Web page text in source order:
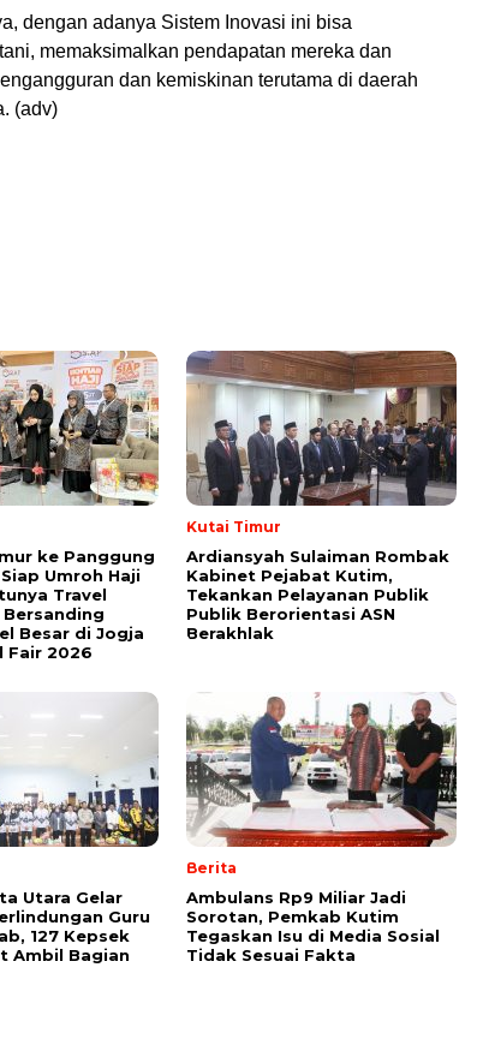
dengan adanya Sistem Inovasi ini bisa
memaksimalkan pendapatan mereka dan
dan kemiskinan terutama di daerah
(adv)
ke Panggung
Umroh Haji
Travel
Bersanding
Besar di Jogja
Fair 2026
Kutai Timur
Ardiansyah Sulaiman Rombak
Kabinet Pejabat Kutim,
Tekankan Pelayanan Publik
Publik Berorientasi ASN
Berakhlak
Utara Gelar
Guru
127 Kepsek
Ambil Bagian
Berita
Ambulans Rp9 Miliar Jadi
Sorotan, Pemkab Kutim
Tegaskan Isu di Media Sosial
Tidak Sesuai Fakta